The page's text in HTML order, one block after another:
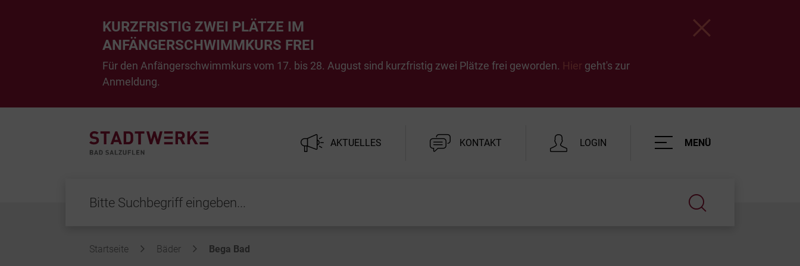
KURZFRISTIG ZWEI PLÄTZE IM
ANFÄNGERSCHWIMMKURS FREI
Für den Anfängerschwimmkurs vom 17. bis 28. August sind kurzfristig zwei Plätze frei geworden. Hier geht's zur
Anmeldung.
AKTUELLES KONTAKT LOGIN Hauptnavigation
MENÜ
Startseite Bäder Bega Bad